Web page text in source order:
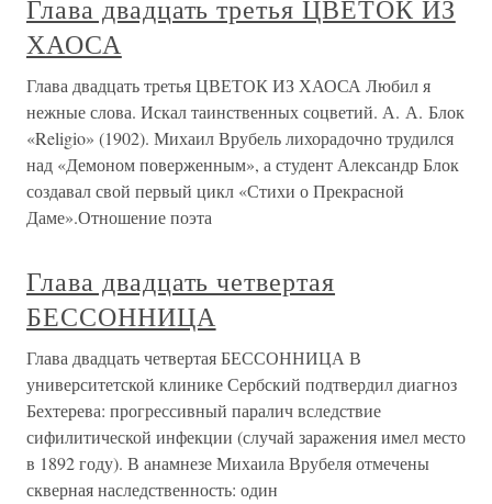
Глава двадцать третья ЦВЕТОК ИЗ
ХАОСА
Глава двадцать третья ЦВЕТОК ИЗ ХАОСА Любил я
нежные слова. Искал таинственных соцветий. А. А. Блок
«Religio» (1902). Михаил Врубель лихорадочно трудился
над «Демоном поверженным», а студент Александр Блок
создавал свой первый цикл «Стихи о Прекрасной
Даме».Отношение поэта
Глава двадцать четвертая
БЕССОННИЦА
Глава двадцать четвертая БЕССОННИЦА В
университетской клинике Сербский подтвердил диагноз
Бехтерева: прогрессивный паралич вследствие
сифилитической инфекции (случай заражения имел место
в 1892 году). В анамнезе Михаила Врубеля отмечены
скверная наследственность: один